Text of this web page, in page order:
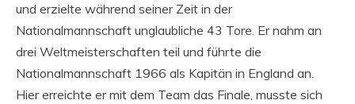
und erzielte während seiner Zeit in der
Nationalmannschaft unglaubliche 43 Tore. Er nahm an
drei Weltmeisterschaften teil und führte die
Nationalmannschaft 1966 als Kapitän in England an.
Hier erreichte er mit dem Team das Finale, musste sich